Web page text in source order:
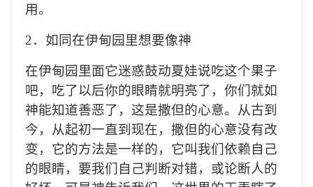
用。
2．如同在伊甸园里想要像神
在伊甸园里面它迷惑鼓动夏娃说吃这个果子
吧，吃了以后你的眼睛就明亮了，你们就如
神能知道善恶了，这是撒但的心意。从古到
今，从起初一直到现在，撒但的心意没有改
变，它的方法是一样的，它叫我们依赖自己
的眼睛，要我们自己判断对错，或论断人的